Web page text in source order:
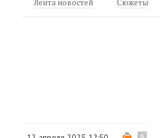
Лента новостей Сюжеты